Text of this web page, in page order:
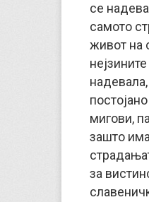
се
самото
живот на
мигови,
зашто
за